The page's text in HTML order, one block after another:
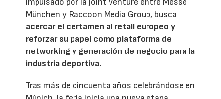
impulsado por la joint venture entre Messe
München y Raccoon Media Group, busca
acercar el certamen al retail europeo y
reforzar su papel como plataforma de
networking y generación de negocio para la
industria deportiva.
Tras más de cincuenta años celebrándose en